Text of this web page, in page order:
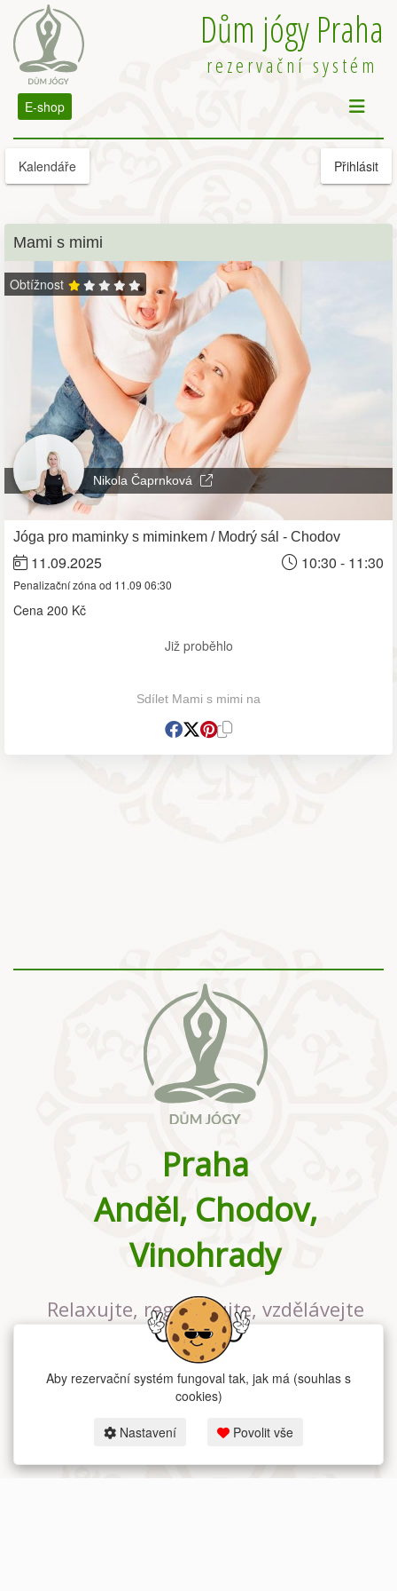
Dům jógy Praha
rezervační systém
E-shop
Kalendáře Přihlásit
Mami s mimi
Obtížnost
Nikola Čaprnková
Jóga pro maminky s miminkem / Modrý sál - Chodov
11.09.2025 10:30 - 11:30
Penalizační zóna od 11.09 06:30
Cena 200 Kč
Již proběhlo
Sdílet Mami s mimi na
Praha
Anděl, Chodov,
Vinohrady
Relaxujte, regenerujte, vzdělávejte
se v největším jógovém studiu v
Praze
Aby rezervační systém fungoval tak, jak má (souhlas s
cookies)
Nastavení Povolit vše